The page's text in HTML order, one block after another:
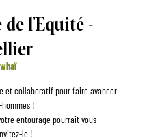
de l'Equité -
et collaboratif pour faire avancer
!
entourage pourrait vous